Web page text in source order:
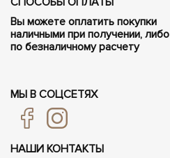
Вы можете оплатить покупки
наличными при получении, либо
по безналичному расчету
МЫ В СОЦСЕТЯХ
НАШИ КОНТАКТЫ